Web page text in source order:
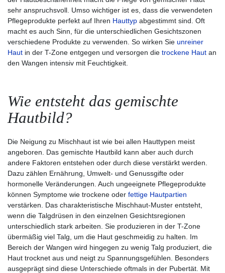
sehr anspruchsvoll. Umso wichtiger ist es, dass die verwendeten
Pflegeprodukte perfekt auf Ihren Hauttyp abgestimmt sind. Oft
macht es auch Sinn, für die unterschiedlichen Gesichtszonen
verschiedene Produkte zu verwenden. So wirken Sie unreiner
Haut in der T-Zone entgegen und versorgen die trockene Haut an
den Wangen intensiv mit Feuchtigkeit.
Wie entsteht das gemischte
Hautbild?
Die Neigung zu Mischhaut ist wie bei allen Hauttypen meist
angeboren. Das gemischte Hautbild kann aber auch durch
andere Faktoren entstehen oder durch diese verstärkt werden.
Dazu zählen Ernährung, Umwelt- und Genussgifte oder
hormonelle Veränderungen. Auch ungeeignete Pflegeprodukte
können Symptome wie trockene oder fettige Hautpartien
verstärken. Das charakteristische Mischhaut-Muster entsteht,
wenn die Talgdrüsen in den einzelnen Gesichtsregionen
unterschiedlich stark arbeiten. Sie produzieren in der T-Zone
übermäßig viel Talg, um die Haut geschmeidig zu halten. Im
Bereich der Wangen wird hingegen zu wenig Talg produziert, die
Haut trocknet aus und neigt zu Spannungsgefühlen. Besonders
ausgeprägt sind diese Unterschiede oftmals in der Pubertät. Mit